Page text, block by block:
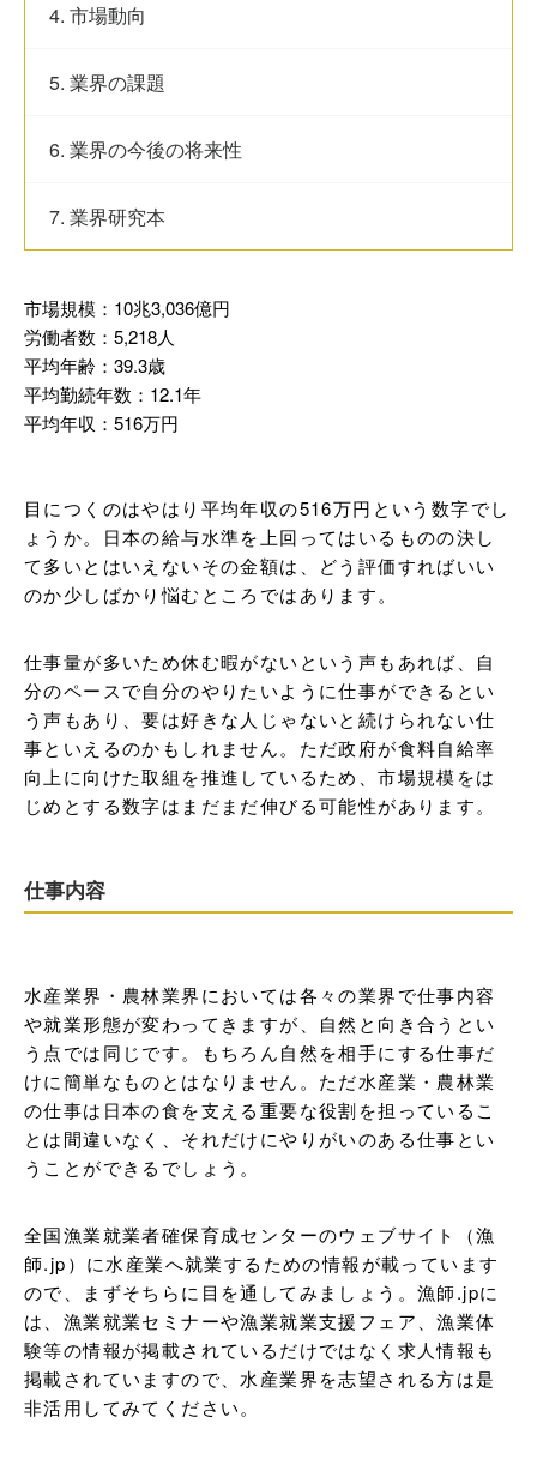
4. 市場動向
5. 業界の課題
6. 業界の今後の将来性
7. 業界研究本
市場規模：10兆3,036億円
労働者数：5,218人
平均年齢：39.3歳
平均勤続年数：12.1年
平均年収：516万円
目につくのはやはり平均年収の516万円という数字でし
ょうか。日本の給与水準を上回ってはいるものの決し
て多いとはいえないその金額は、どう評価すればいい
のか少しばかり悩むところではあります。
仕事量が多いため休む暇がないという声もあれば、自
分のペースで自分のやりたいように仕事ができるとい
う声もあり、要は好きな人じゃないと続けられない仕
事といえるのかもしれません。ただ政府が食料自給率
向上に向けた取組を推進しているため、市場規模をは
じめとする数字はまだまだ伸びる可能性があります。
仕事内容
水産業界・農林業界においては各々の業界で仕事内容
や就業形態が変わってきますが、自然と向き合うとい
う点では同じです。もちろん自然を相手にする仕事だ
けに簡単なものとはなりません。ただ水産業・農林業
の仕事は日本の食を支える重要な役割を担っているこ
とは間違いなく、それだけにやりがいのある仕事とい
うことができるでしょう。
全国漁業就業者確保育成センターのウェブサイト（漁
師.jp）に水産業へ就業するための情報が載っています
ので、まずそちらに目を通してみましょう。漁師.jpに
は、漁業就業セミナーや漁業就業支援フェア、漁業体
験等の情報が掲載されているだけではなく求人情報も
掲載されていますので、水産業界を志望される方は是
非活用してみてください。